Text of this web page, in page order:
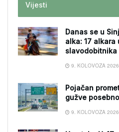
Vijesti
Danas se u
alka: 17 alkara
slavodobitnika
9. KOLOVOZA
Pojačan
gužve
9. KOLOVOZA